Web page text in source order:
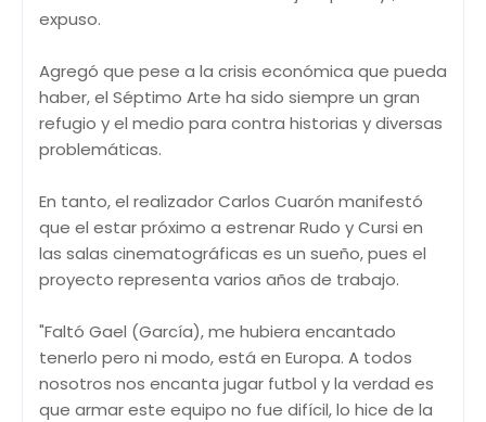
expuso.
Agregó que pese a la crisis económica que pueda
haber, el Séptimo Arte ha sido siempre un gran
refugio y el medio para contra historias y diversas
problemáticas.
En tanto, el realizador Carlos Cuarón manifestó
que el estar próximo a estrenar Rudo y Cursi en
las salas cinematográficas es un sueño, pues el
proyecto representa varios años de trabajo.
"Faltó Gael (García), me hubiera encantado
tenerlo pero ni modo, está en Europa. A todos
nosotros nos encanta jugar futbol y la verdad es
que armar este equipo no fue difícil, lo hice de la